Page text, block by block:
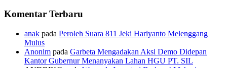
Komentar Terbaru
anak pada Peroleh Suara 811 Jeki Hariyanto Melenggang
Mulus
Anonim pada Garbeta Mengadakan Aksi Demo Didepan
Kantor Gubernur Menanyakan Lahan HGU PT. SIL